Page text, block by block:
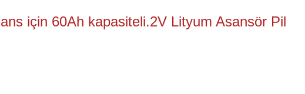
için 60Ah kapasiteli.2V Lityum Asansör Pil